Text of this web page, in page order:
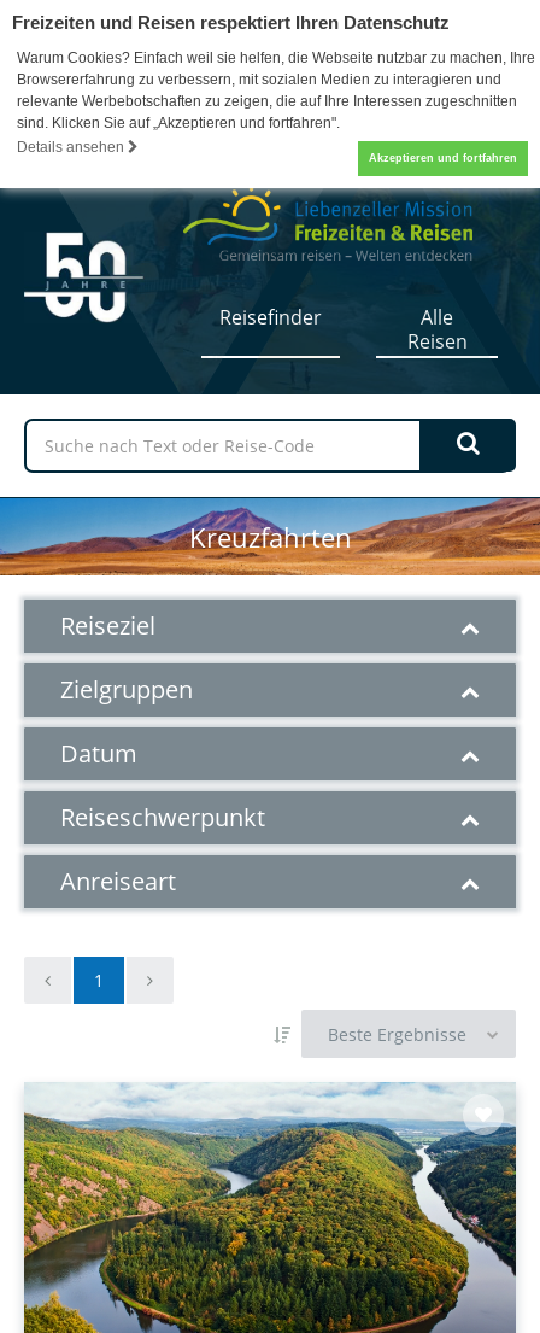
Freizeiten und Reisen respektiert Ihren Datenschutz
Warum Cookies? Einfach weil sie helfen, die Webseite nutzbar zu machen, Ihre
Browsererfahrung zu verbessern, mit sozialen Medien zu interagieren und
relevante Werbebotschaften zu zeigen, die auf Ihre Interessen zugeschnitten
sind. Klicken Sie auf „Akzeptieren und fortfahren".
Details ansehen
Akzeptieren und fortfahren
07052 / 17-5110 0
Reisefinder
Alle
Reisen
Kreuzfahrten
Reiseziel
Zielgruppen
Datum
Reiseschwerpunkt
Anreiseart
1